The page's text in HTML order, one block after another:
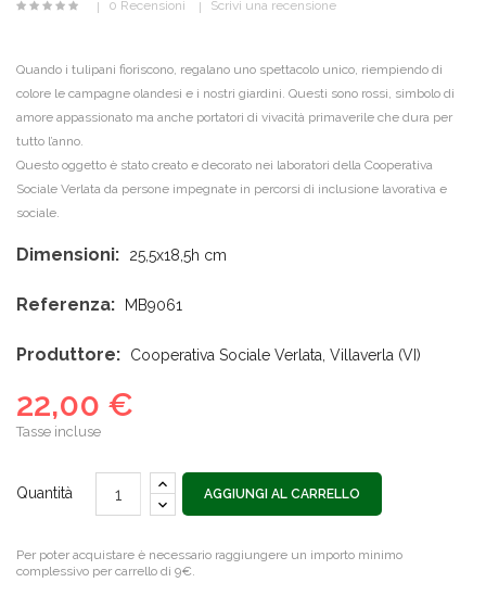
0 Recensioni Scrivi una recensione
Quando i tulipani fioriscono, regalano uno spettacolo unico, riempiendo di
colore le campagne olandesi e i nostri giardini. Questi sono rossi, simbolo di
amore appassionato ma anche portatori di vivacità primaverile che dura per
tutto l’anno.
Questo oggetto è stato creato e decorato nei laboratori della Cooperativa
Sociale Verlata da persone impegnate in percorsi di inclusione lavorativa e
sociale.
Dimensioni: 25,5x18,5h cm
Referenza: MB9061
Produttore: Cooperativa Sociale Verlata, Villaverla (VI)
22,00 €
Tasse incluse
Quantità AGGIUNGI AL CARRELLO
Per poter acquistare è necessario raggiungere un importo minimo
complessivo per carrello di 9€.